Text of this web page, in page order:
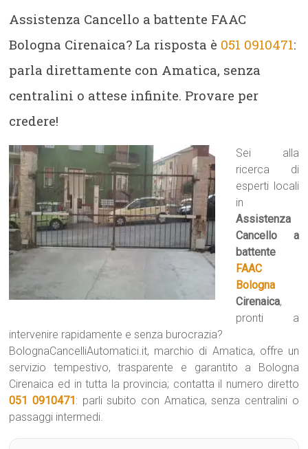
Assistenza Cancello a battente FAAC
Bologna Cirenaica? La risposta è 051 0910471:
parla direttamente con Amatica, senza
centralini o attese infinite. Provare per
credere!
Sei alla
ricerca di
esperti locali
in
Assistenza
Cancello a
battente
FAAC
Bologna
Cirenaica,
pronti a
intervenire rapidamente e senza burocrazia?
BolognaCancelliAutomatici.it, marchio di Amatica, offre un
servizio tempestivo, trasparente e garantito a Bologna
Cirenaica ed in tutta la provincia; contatta il numero diretto
051 0910471: parli subito con Amatica, senza centralini o
passaggi intermedi.